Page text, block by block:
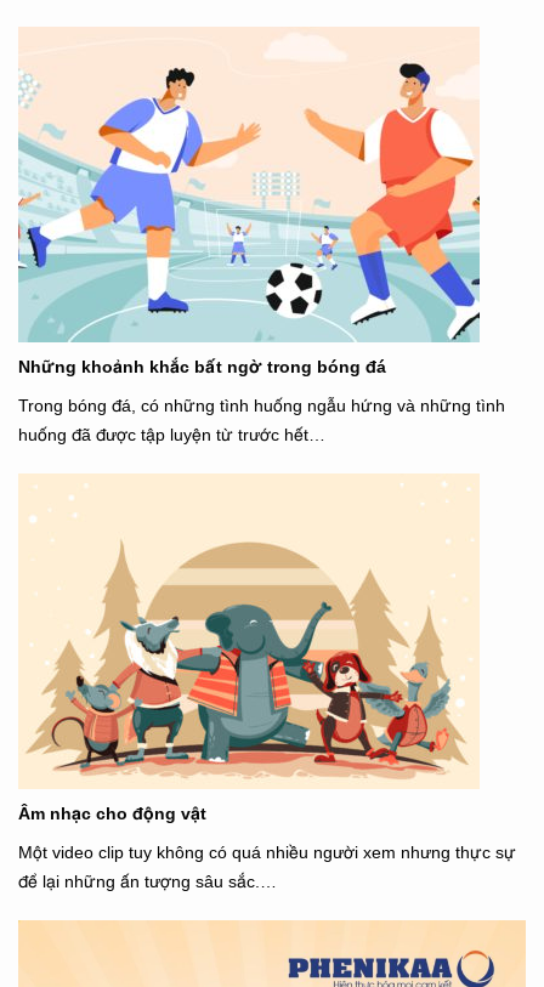
Những khoảnh khắc bất ngờ trong bóng đá
Trong bóng đá, có những tình huống ngẫu hứng và những tình
huống đã được tập luyện từ trước hết…
Âm nhạc cho động vật
Một video clip tuy không có quá nhiều người xem nhưng thực sự
để lại những ấn tượng sâu sắc.…